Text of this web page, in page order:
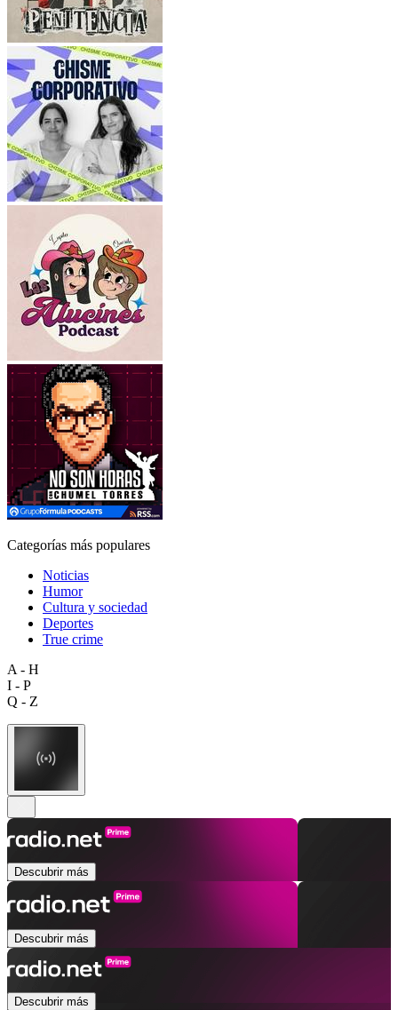
Categorías más populares
Noticias
Humor
Cultura y sociedad
Deportes
True crime
A - H
I - P
Q - Z
Descubrir más
Descubrir más
Descubrir más